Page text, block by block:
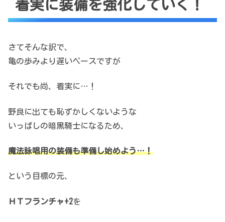
着実に装備を強化していく！
さてそんな訳で、
亀の歩みより遅いペースですが
それでも尚、着実に…！
野良に出ても恥ずかしくないような
いっぱしの暗黒騎士になるため、
魔法詠唱用の装備も準備し始めよう…！
という目標の元、
ＨＴフランチャ+2を